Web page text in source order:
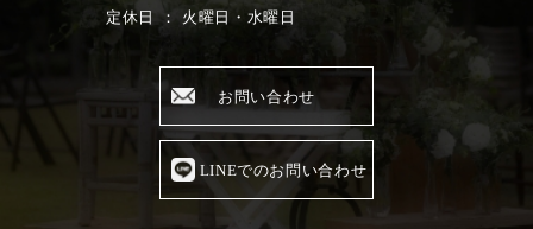
定休日 ： 火曜日・水曜日
お問い合わせ
LINEでのお問い合わせ